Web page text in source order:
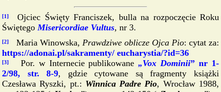
[1]
Ojciec Święty Franciszek, bulla na rozpoczęcie Roku
ŚwiętegoMisericordiae Vultus, nr 3.
[2] Maria Winowska, Prawdziwe oblicze Ojca Pio: cytat za:
https://adonai.pl/sakramenty/ eucharystia/?id=36
[3] Por. w Internecie publikowane„Vox Dominii” nr 1-
2/98, str. 8-9, gdzie cytowane są fragmenty książki
Czesława Ryszki, pt.: Winnica Padre Pio, Wrocław 1988,